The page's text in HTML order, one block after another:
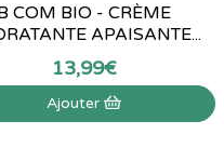
COM BIO - CRÈME
APAISANTE...
13,99€
Ajouter